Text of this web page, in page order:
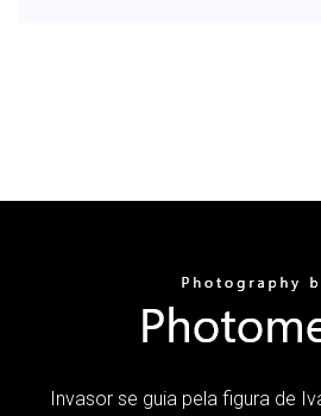
Invasor se guia pela figura de